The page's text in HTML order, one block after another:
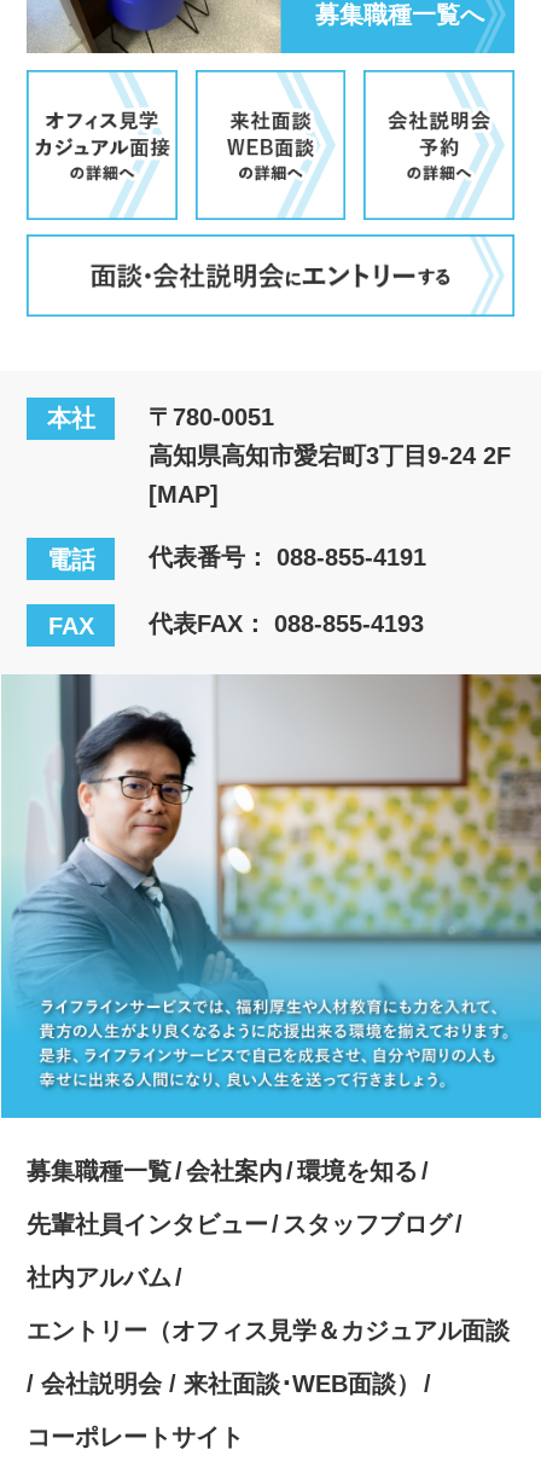
募集職種一覧へ
本社
〒780-0051
高知県高知市愛宕町3丁目9-24 2F
[MAP]
電話 代表番号：088-855-4191
FAX 代表FAX： 088-855-4193
募集職種一覧 会社案内
環境を知る
先輩社員インタビュー
スタッフブログ
社内アルバム
エントリー（オフィス見学＆カジュアル面談
/ 会社説明会 / 来社面談･WEB面談）
コーポレートサイト